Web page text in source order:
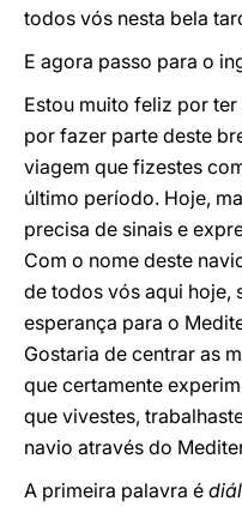
todos vós nesta bela
E agora passo para o
Estou muito feliz por
por fazer parte deste
viagem que fizestes
último período. Hoje,
precisa de sinais e
Com o nome deste
de todos vós aqui hoje,
esperança para o
Gostaria de centrar as
que certamente
que vivestes,
navio através do
A primeira palavra é